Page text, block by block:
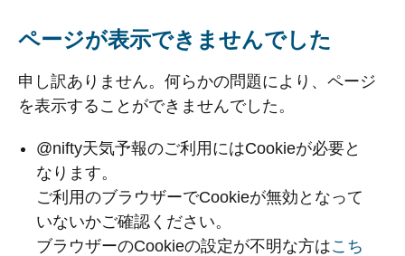
ページが表示できませんでした
申し訳ありません。何らかの問題により、ページ
を表示することができませんでした。
@nifty天気予報のご利用にはCookieが必要と
なります。
ご利用のブラウザーでCookieが無効となって
いないかご確認ください。
ブラウザーのCookieの設定が不明な方はこち